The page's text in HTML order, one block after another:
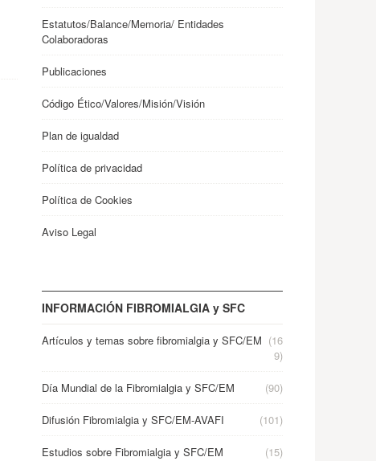
Estatutos/Balance/Memoria/ Entidades
Colaboradoras
Publicaciones
Código Ético/Valores/Misión/Visión
Plan de igualdad
Política de privacidad
Política de Cookies
Aviso Legal
INFORMACIÓN FIBROMIALGIA y SFC
Artículos y temas sobre fibromialgia y SFC/EM (16
9)
Día Mundial de la Fibromialgia y SFC/EM (90)
Difusión Fibromialgia y SFC/EM-AVAFI (101)
Estudios sobre Fibromialgia y SFC/EM (15)